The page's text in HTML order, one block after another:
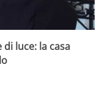
di luce: la casa